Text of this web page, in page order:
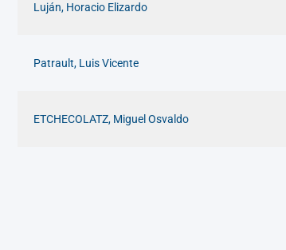
Luján, Horacio Elizardo
Patrault, Luis Vicente
ETCHECOLATZ, Miguel Osvaldo